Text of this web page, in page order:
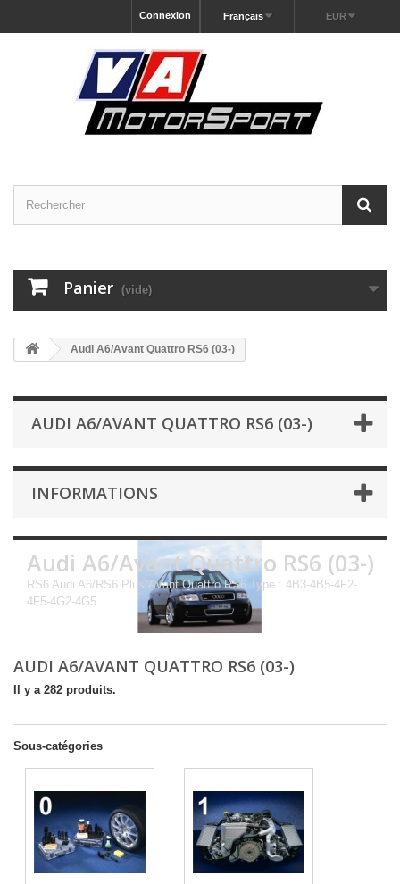
EUR
Français
Connexion
Panier (vide)
Audi A6/Avant Quattro RS6 (03-)
AUDI A6/AVANT QUATTRO RS6 (03-)
INFORMATIONS
Audi A6/Avant Quattro RS6 (03-)
RS6 Audi A6/RS6 Plus/Avant Quattro RS6 Type : 4B3-4B5-4F2-
4F5-4G2-4G5
AUDI A6/AVANT QUATTRO RS6 (03-)
Il y a 282 produits.
Sous-catégories